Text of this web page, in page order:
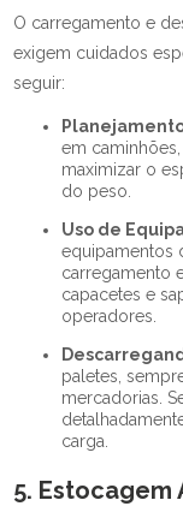
O carregamento e
exigem cuidados
seguir:
em
maximizar o
do peso.
Uso de
equipamentos
carregamento
capacetes e
operadores.
paletes,
mercadorias.
carga.
5. Estocagem